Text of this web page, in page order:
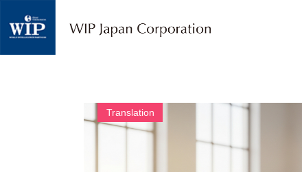
P
Translation